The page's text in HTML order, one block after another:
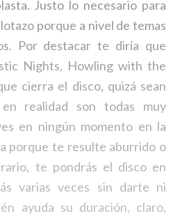
Justo lo necesario para
porque a nivel de temas
Por destacar te diría que
Nights, Howling with the
cierra el disco, quizá sean
realidad son todas muy
en ningún momento en la
porque te resulte aburrido o
te pondrás el disco en
varias veces sin darte ni
ayuda su duración, claro,